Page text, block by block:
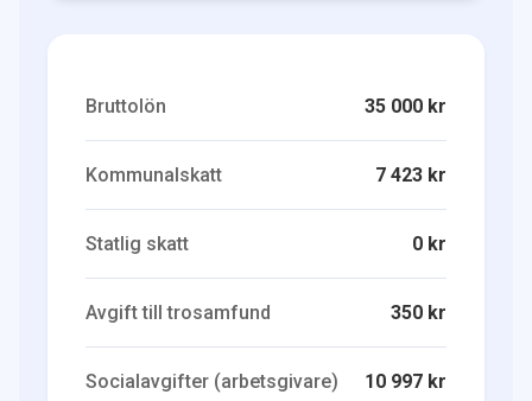
Bruttolön 35 000 kr
Kommunalskatt 7 423 kr
Statlig skatt 0 kr
Avgift till trosamfund 350 kr
Socialavgifter (arbetsgivare) 10 997 kr